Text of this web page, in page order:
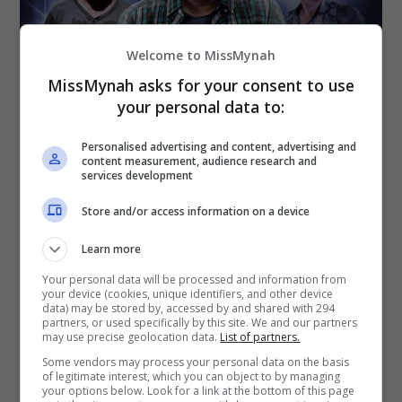
Untuk memberi kelainan pada filem ini,
Welcome to MissMynah
MissMynah asks for your consent to use
your personal data to:
Personalised advertising and content, advertising and
content measurement, audience research and
services development
Store and/or access information on a device
Learn more
Your personal data will be processed and information from
your device (cookies, unique identifiers, and other device
data) may be stored by, accessed by and shared with 294
partners, or used specifically by this site. We and our partners
may use precise geolocation data. List of partners.
Some vendors may process your personal data on the basis
of legitimate interest, which you can object to by managing
your options below. Look for a link at the bottom of this page